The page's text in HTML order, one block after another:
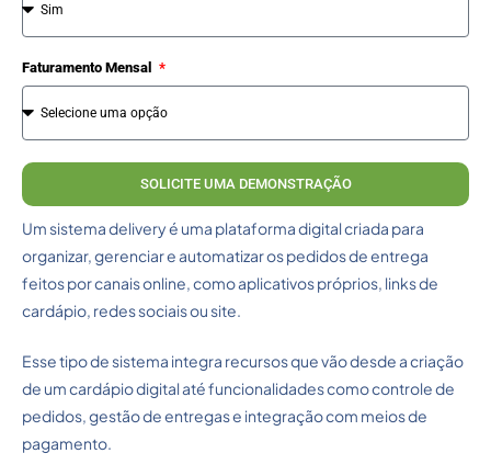
Faturamento Mensal
SOLICITE UMA DEMONSTRAÇÃO
Um sistema delivery é uma plataforma digital criada para
organizar, gerenciar e automatizar os pedidos de entrega
feitos por canais online, como aplicativos próprios, links de
cardápio, redes sociais ou site.
Esse tipo de sistema integra recursos que vão desde a criação
de um cardápio digital até funcionalidades como controle de
pedidos, gestão de entregas e integração com meios de
pagamento.